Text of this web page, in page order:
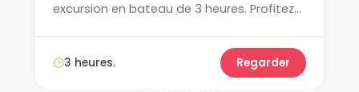
excursion en bateau de 3 heures. Profitez
des baignades. Réservez dès maintenant !
3 heures. Regarder